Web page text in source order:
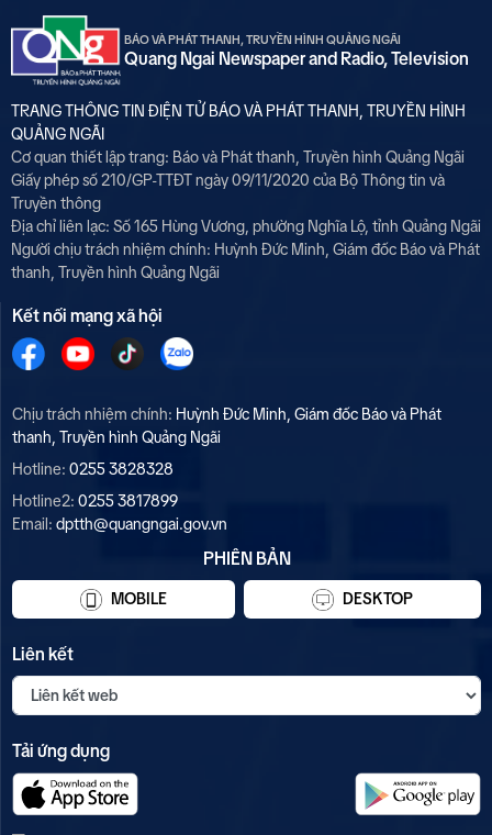
BÁO VÀ PHÁT THANH, TRUYỀN HÌNH QUẢNG NGÃI
Quang Ngai Newspaper and Radio, Television
TRANG THÔNG TIN ĐIỆN TỬ BÁO VÀ PHÁT THANH, TRUYỀN HÌNH
QUẢNG NGÃI
Cơ quan thiết lập trang: Báo và Phát thanh, Truyền hình Quảng Ngãi
Giấy phép số 210/GP-TTĐT ngày 09/11/2020 của Bộ Thông tin và
Truyền thông
Địa chỉ liên lạc: Số 165 Hùng Vương, phường Nghĩa Lộ, tỉnh Quảng Ngãi
Người chịu trách nhiệm chính: Huỳnh Đức Minh, Giám đốc Báo và Phát
thanh, Truyền hình Quảng Ngãi
Kết nối mạng xã hội
Chịu trách nhiệm chính: Huỳnh Đức Minh, Giám đốc Báo và Phát
thanh, Truyền hình Quảng Ngãi
Hotline: 0255 3828328
Hotline2: 0255 3817899
Email: dptth@quangngai.gov.vn
PHIÊN BẢN
MOBILE DESKTOP
Liên kết
Tải ứng dụng